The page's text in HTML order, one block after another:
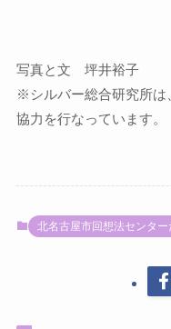
写真と文 坪井裕子
※シルバー総合研究所は
協力を行なっています。
北名古屋市回想法センター